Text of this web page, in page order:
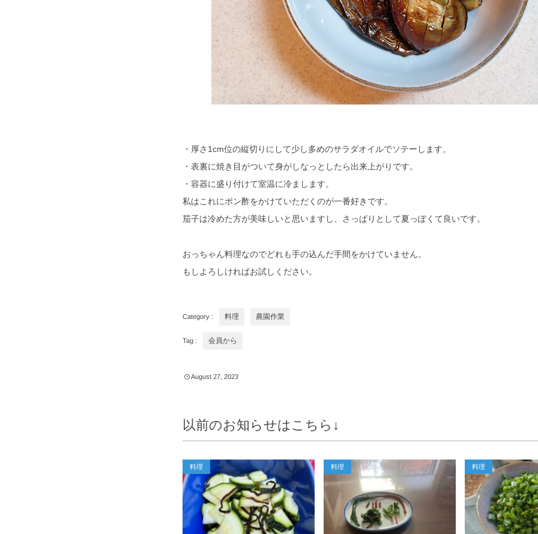
・厚さ1cm位の縦切りにして少し多めのサラダオイルでソテーします。
・表裏に焼き目がついて身がしなっとしたら出来上がりです。
・容器に盛り付けて室温に冷まします。
私はこれにポン酢をかけていただくのが一番好きです。
茄子は冷めた方が美味しいと思いますし、さっぱりとして夏っぽくて良いです。
おっちゃん料理なのでどれも手の込んだ手間をかけていません。
もしよろしければお試しください。
Category : 料理 農園作業
Tag : 会員から
August 27 ,2023
以前のお知らせはこちら↓
料理 料理 料理